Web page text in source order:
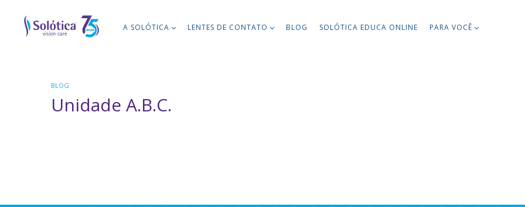
A SOLÓTICA LENTES DE CONTATO BLOG SOLÓTICA EDUCA ONLINE PARA VOCÊ
BLOG
Unidade A.B.C.